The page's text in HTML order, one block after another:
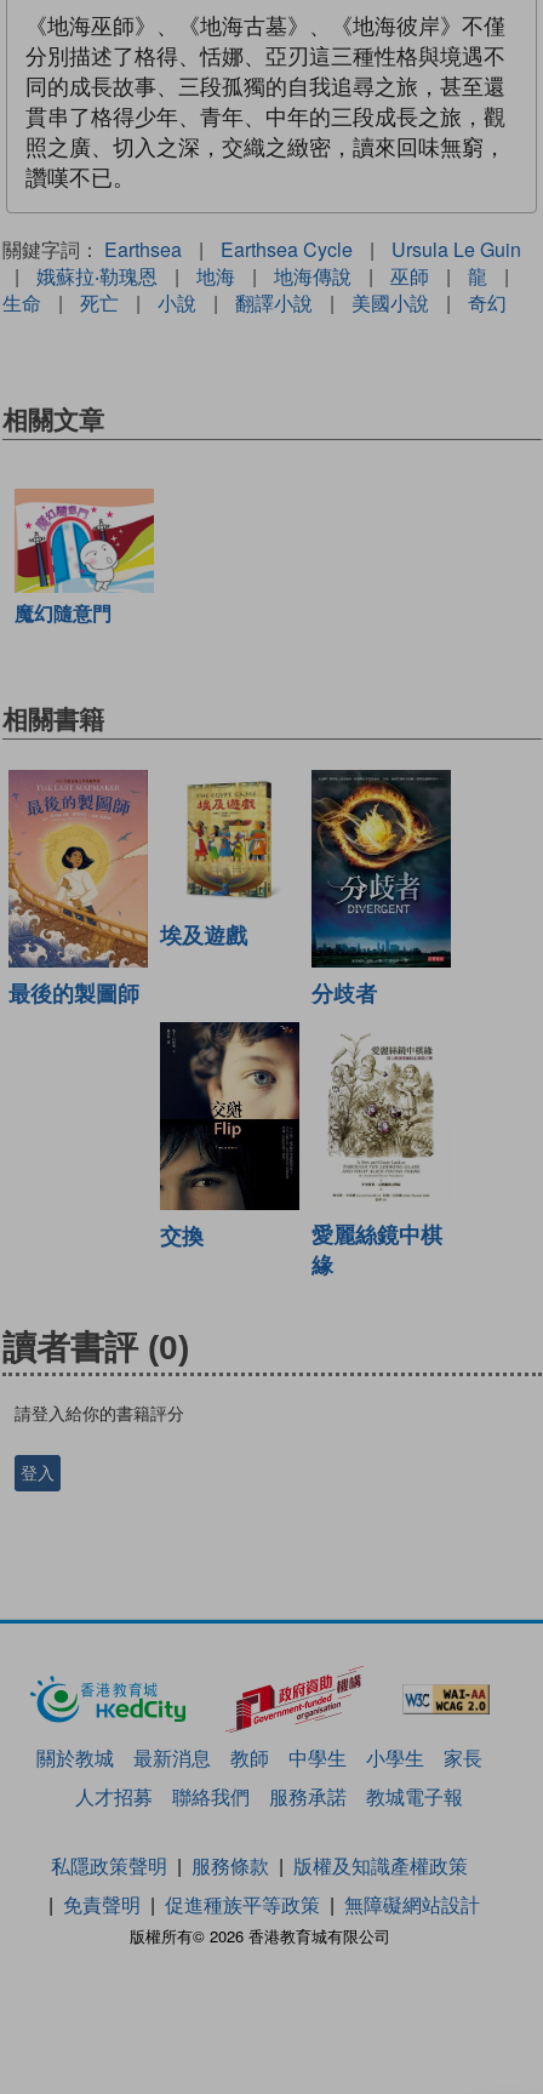
《地海巫師》、《地海古墓》、《地海彼岸》不僅
分別描述了格得、恬娜、亞刃這三種性格與境遇不
同的成長故事、三段孤獨的自我追尋之旅，甚至還
貫串了格得少年、青年、中年的三段成長之旅，觀
照之廣、切入之深，交織之緻密，讀來回味無窮，
讚嘆不已。
關鍵字詞： Earthsea | Earthsea Cycle |
Ursula Le Guin
|
娥蘇拉‧勒瑰恩 | 地海 | 地海傳說 | 巫師 | 龍
|
生命
| 死亡 | 小說 | 翻譯小說 | 美國小說 | 奇幻
相關文章
魔幻隨意門
相關書籍
最後的製圖師
埃及遊戲
分歧者
交換
愛麗絲鏡中棋
緣
讀者書評 (0)
請登入給你的書籍評分
登入
關於教城 最新消息 教師 中學生 小學生
家長
人才招募
聯絡我們 服務承諾 教城電子報
版權所有© 2026 香港教育城有限公司
私隱政策聲明 服務條款
版權及知識產權政策
免責聲明
促進種族平等政策 無障礙網站設計